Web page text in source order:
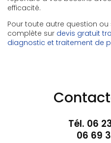
efficacité.
Pour toute autre question ou
complète sur devis gratuit
diagnostic et traitement de
Tél. 06
06 69